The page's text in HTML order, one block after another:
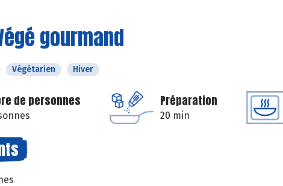
gourmand
Végétarien Hiver
de personnes Préparation
20 min